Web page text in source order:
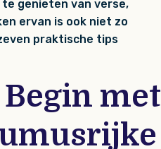
genieten van verse,
ervan is ook niet zo
praktische tips
Begin met